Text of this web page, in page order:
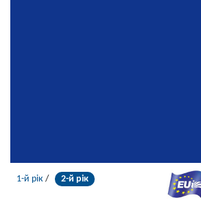
1-й рік / 2-й рік